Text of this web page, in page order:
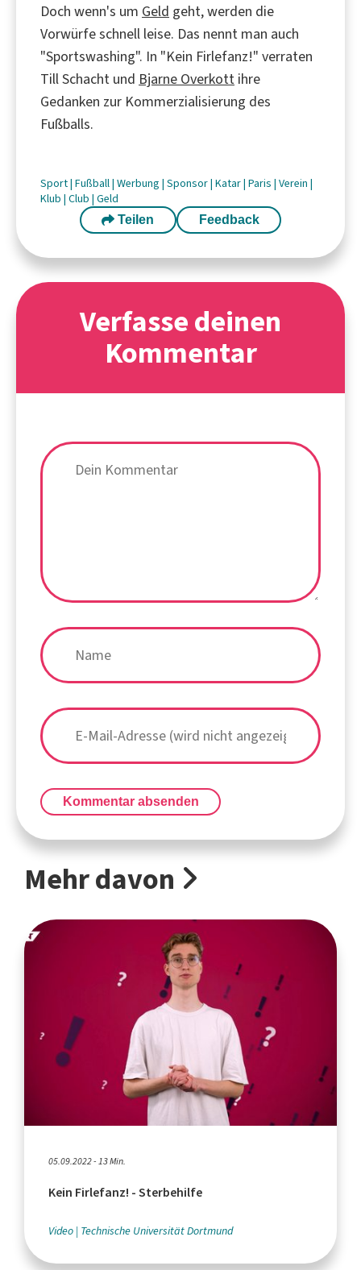
Doch wenn's um Geld geht, werden die
Vorwürfe schnell leise. Das nennt man auch
"Sportswashing". In "Kein Firlefanz!" verraten
Till Schacht und Bjarne Overkott ihre
Gedanken zur Kommerzialisierung des
Fußballs.
Sport| Fußball| Werbung | Sponsor| Katar| Paris | Verein |
Klub | Club | Geld
Teilen Feedback
Verfasse deinen
Kommentar
Kommentar absenden
Mehr davon
05.09.2022 - 13 Min.
Kein Firlefanz! - Sterbehilfe
Video Technische Universität Dortmund